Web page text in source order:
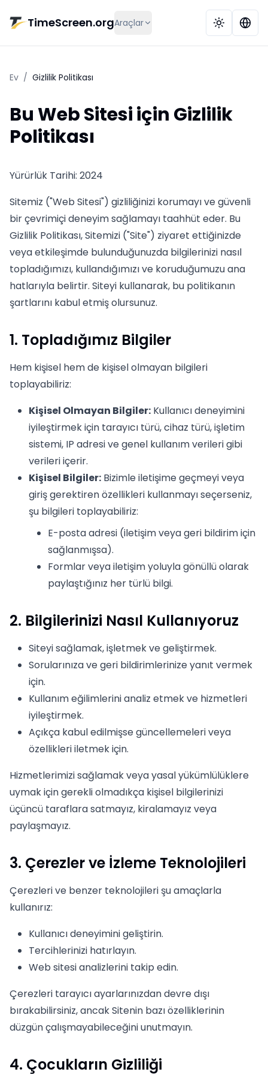
TimeScreen.orgAraçlar
Ev / Gizlilik Politikası
Bu Web Sitesi için Gizlilik
Politikası
Yürürlük Tarihi: 2024
Sitemiz ("Web Sitesi") gizliliğinizi korumayı ve güvenli
bir çevrimiçi deneyim sağlamayı taahhüt eder. Bu
Gizlilik Politikası, Sitemizi ("Site") ziyaret ettiğinizde
veya etkileşimde bulunduğunuzda bilgilerinizi nasıl
topladığımızı, kullandığımızı ve koruduğumuzu ana
hatlarıyla belirtir. Siteyi kullanarak, bu politikanın
şartlarını kabul etmiş olursunuz.
1. Topladığımız Bilgiler
Hem kişisel hem de kişisel olmayan bilgileri
toplayabiliriz:
Kişisel Olmayan Bilgiler: Kullanıcı deneyimini
iyileştirmek için tarayıcı türü, cihaz türü, işletim
sistemi, IP adresi ve genel kullanım verileri gibi
verileri içerir.
Kişisel Bilgiler: Bizimle iletişime geçmeyi veya
giriş gerektiren özellikleri kullanmayı seçerseniz,
şu bilgileri toplayabiliriz:
E-posta adresi (iletişim veya geri bildirim için
sağlanmışsa).
Formlar veya iletişim yoluyla gönüllü olarak
paylaştığınız her türlü bilgi.
2. Bilgilerinizi Nasıl Kullanıyoruz
Siteyi sağlamak, işletmek ve geliştirmek.
Sorularınıza ve geri bildirimlerinize yanıt vermek
için.
Kullanım eğilimlerini analiz etmek ve hizmetleri
iyileştirmek.
Açıkça kabul edilmişse güncellemeleri veya
özellikleri iletmek için.
Hizmetlerimizi sağlamak veya yasal yükümlülüklere
uymak için gerekli olmadıkça kişisel bilgilerinizi
üçüncü taraflara satmayız, kiralamayız veya
paylaşmayız.
3. Çerezler ve İzleme Teknolojileri
Çerezleri ve benzer teknolojileri şu amaçlarla
kullanırız:
Kullanıcı deneyimini geliştirin.
Tercihlerinizi hatırlayın.
Web sitesi analizlerini takip edin.
Çerezleri tarayıcı ayarlarınızdan devre dışı
bırakabilirsiniz, ancak Sitenin bazı özelliklerinin
düzgün çalışmayabileceğini unutmayın.
4. Çocukların Gizliliği